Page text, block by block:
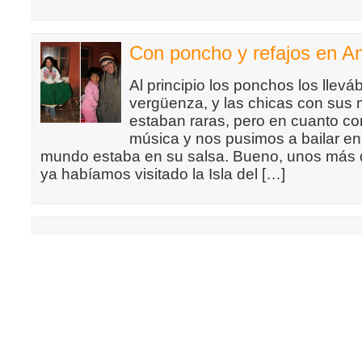
Con poncho y refajos en
Al principio los ponchos los
vergüenza, y las chicas con sus
estaban raras, pero en cuanto
música y nos pusimos a bailar
mundo estaba en su salsa. Bueno, unos más
ya habíamos visitado la Isla del […]